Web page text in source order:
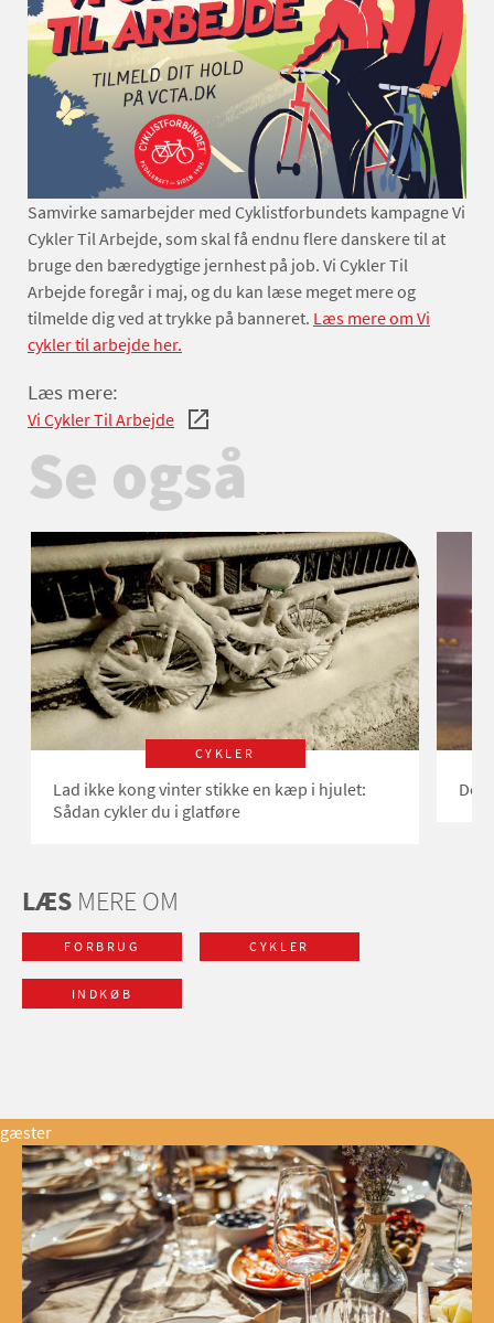
Samvirke samarbejder med Cyklistforbundets kampagne Vi
Cykler Til Arbejde, som skal få endnu flere danskere til at
bruge den bæredygtige jernhest på job. Vi Cykler Til
Arbejde foregår i maj, og du kan læse meget mere og
tilmelde dig ved at trykke på banneret. Læs mere om Vi
cykler til arbejde her.
Læs mere:
Vi Cykler Til Arbejde
Se også
CYKLER
Lad ikke kong vinter stikke en kæp i hjulet:
Sådan cykler du i glatføre
Det
LÆS MERE OM
FORBRUG CYKLER
INDKØB
gæster